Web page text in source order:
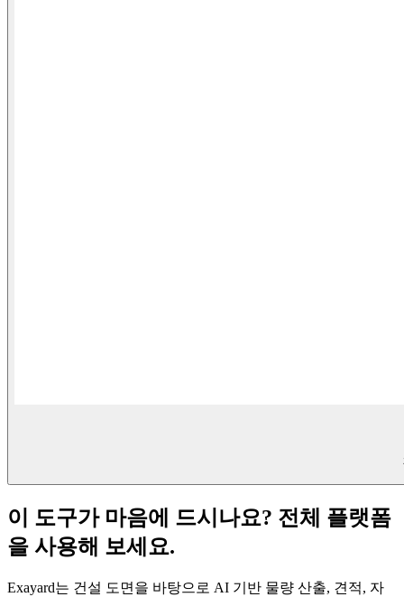
이 도구가 마음에 드시나요? 전체 플랫폼
을 사용해 보세요.
Exayard는 건설 도면을 바탕으로 AI 기반 물량 산출, 견적, 자